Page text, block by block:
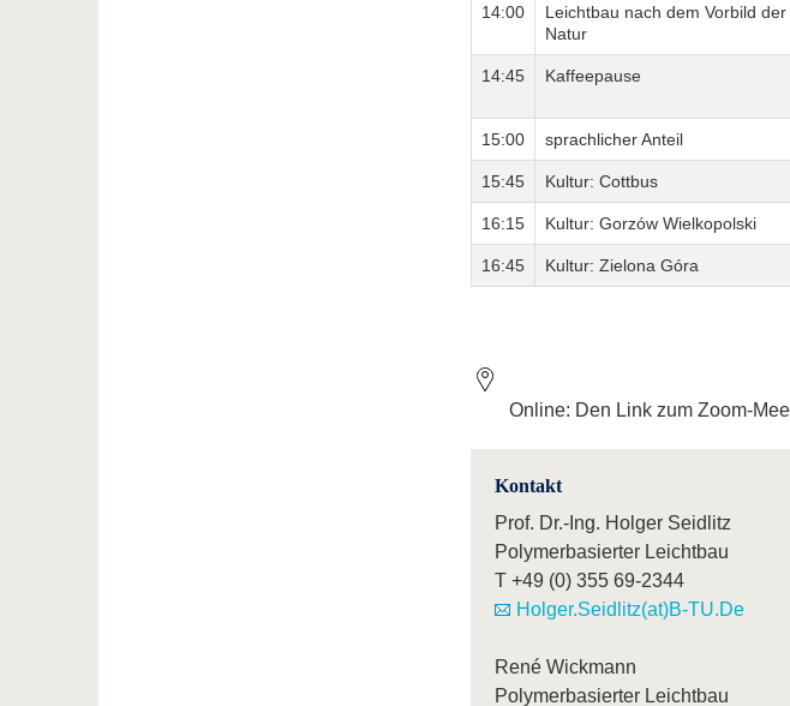
14:00
Leichtbau nach dem Vorbild der
Natur
14:45 Kaffeepause
15:00 sprachlicher Anteil
15:45 Kultur: Cottbus
16:15 Kultur: Gorzów Wielkopolski
16:45 Kultur: Zielona Góra
Online: Den Link zum Zoom-
Kontakt
Prof. Dr.-Ing. Holger Seidlitz
Polymerbasierter Leichtbau
T +49 (0) 355 69-2344
Holger.Seidlitz(at)B-TU.De
René Wickmann
Polymerbasierter Leichtbau